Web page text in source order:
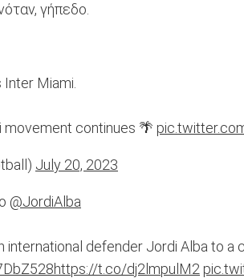
γήπεδο.
Miami.
continues 🌴
July 20, 2023
@JordiAlba
international defender Jordi Alba to
https://t.co/dj2lmpulM2